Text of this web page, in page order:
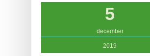
5
december
2019